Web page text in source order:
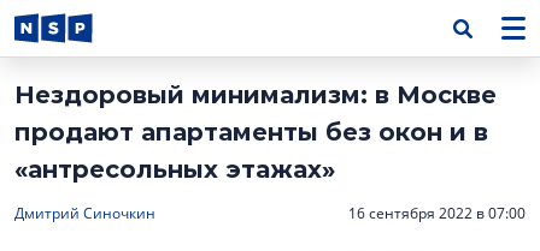
Нездоровый минимализм: в Москве
продают апартаменты без окон и в
«антресольных этажах»
Дмитрий Синочкин 16 сентября 2022 в 07:00